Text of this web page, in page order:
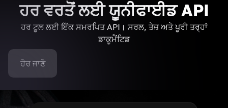
ਹਰ ਵਰਤੋਂ ਲਈ ਯੂਨੀਫਾਈਡ API
ਹਰ ਟੂਲ ਲਈ ਇੱਕ ਸਮਰਪਿਤ API। ਸਰਲ, ਤੇਜ਼ ਅਤੇ ਪੂਰੀ ਤਰ੍ਹਾਂ
ਡਾਕੂਮੈਂਟਿਡ
ਹੋਰ ਜਾਣੋ